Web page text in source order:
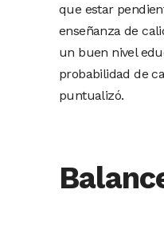
que estar
enseñanza de
un buen nivel
probabilidad de
puntualizó.